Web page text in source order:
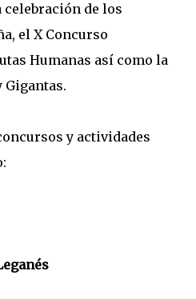
de los
el X Concurso
Humanas así como la
Gigantas.
y actividades